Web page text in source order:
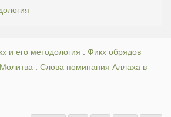
и его методология . Фикх обрядов
Молитва . Слова поминания Аллаха в